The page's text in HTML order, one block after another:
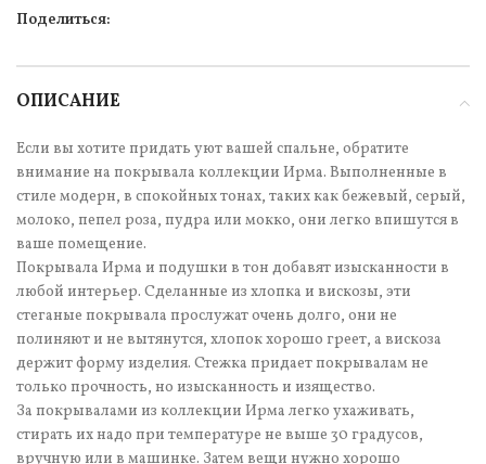
Поделиться:
ОПИСАНИЕ
Если вы хотите придать уют вашей спальне, обратите
внимание на покрывала коллекции Ирма. Выполненные в
стиле модерн, в спокойных тонах, таких как бежевый, серый,
молоко, пепел роза, пудра или мокко, они легко впишутся в
ваше помещение.
Покрывала Ирма и подушки в тон добавят изысканности в
любой интерьер. Сделанные из хлопка и вискозы, эти
стеганые покрывала прослужат очень долго, они не
полиняют и не вытянутся, хлопок хорошо греет, а вискоза
держит форму изделия. Стежка придает покрывалам не
только прочность, но изысканность и изящество.
За покрывалами из коллекции Ирма легко ухаживать,
стирать их надо при температуре не выше 30 градусов,
вручную или в машинке. Затем вещи нужно хорошо